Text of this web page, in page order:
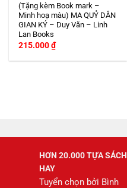
(Tặng kèm Book mark –
Minh hoạ màu) MA QUỶ DÂN
GIAN KÝ – Duy Văn – Linh
Lan Books
215.000₫
HƠN 20.000 TỰA SÁCH
HAY
Tuyển chọn bởi Bình